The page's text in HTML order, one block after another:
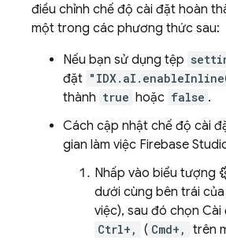
điều chỉnh chế độ cài đặt hoàn
một trong các phương thức sau:
Nếu bạn sử dụng tệp
đặt
thành true hoặc false .
Cách cập nhật chế độ cài
gian làm việc Firebase
Nhấp vào biểu tượng
dưới cùng bên trái
việc), sau đó chọn
Ctrl+, ( Cmd+,
trên